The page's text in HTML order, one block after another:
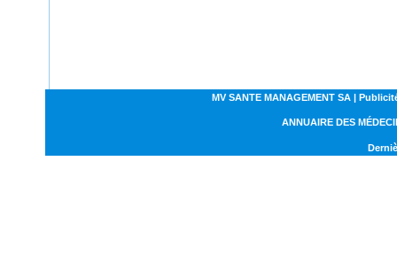
MV SANTE MANAGEMENT SA |
ANNUAIRE DES